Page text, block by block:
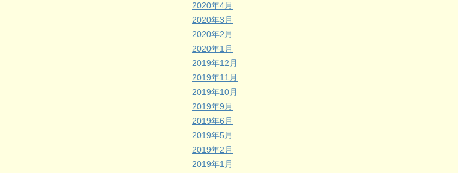
2020年4月
2020年3月
2020年2月
2020年1月
2019年12月
2019年11月
2019年10月
2019年9月
2019年6月
2019年5月
2019年2月
2019年1月